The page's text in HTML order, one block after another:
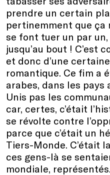
prendre un certain
pertinemment que ça
se font tuer un par
jusqu’au bout ! C’est
et donc d’une
romantique. Ce fim a
arabes, dans les
Unis pas les
car, certes, c’était
se révolte contre
parce que c’était un
Tiers-Monde. C’était
ces gens-là se
mondiale, représentés.